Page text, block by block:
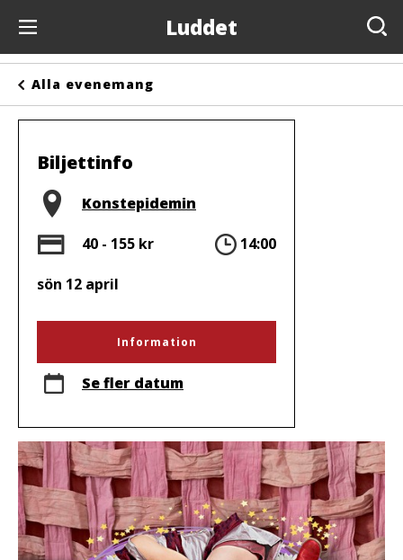
Luddet
Anslagstavlan
Arrangörer
Kontakta oss
Om oss
Alla evenemang
Biljettinfo
Plats
Konstepidemin
Pris
40 - 155 kr Tid
14:00
sön 12 april
Information
Se fler datum